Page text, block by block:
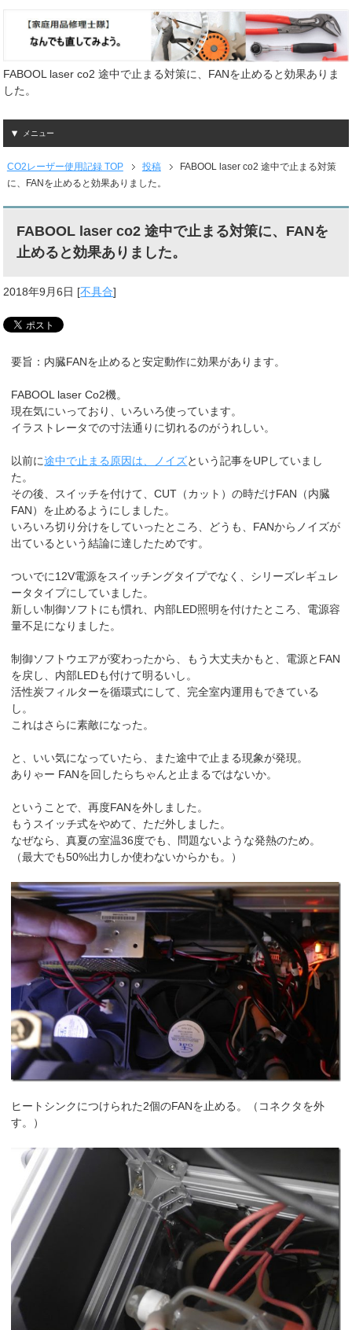
FABOOL laser co2 途中で止まる対策に、FANを止めると効果ありま
した。
メニュー
CO2レーザー使用記録 TOP 投稿
FABOOL laser co2 途中で止まる対策
に、FANを止めると効果ありました。
FABOOL laser co2 途中で止まる対策に、FANを
止めると効果ありました。
2018年9月6日 [不具合]
要旨：内臓FANを止めると安定動作に効果があります。
FABOOL laser Co2機。
現在気にいっており、いろいろ使っています。
イラストレータでの寸法通りに切れるのがうれしい。
以前に途中で止まる原因は、ノイズという記事をUPしていまし
た。
その後、スイッチを付けて、CUT（カット）の時だけFAN（内臓
FAN）を止めるようにしました。
いろいろ切り分けをしていったところ、どうも、FANからノイズが
出ているという結論に達したためです。
ついでに12V電源をスイッチングタイプでなく、シリーズレギュレ
ータタイプにしていました。
新しい制御ソフトにも慣れ、内部LED照明を付けたところ、電源容
量不足になりました。
制御ソフトウエアが変わったから、もう大丈夫かもと、電源とFAN
を戻し、内部LEDも付けて明るいし。
活性炭フィルターを循環式にして、完全室内運用もできている
し。
これはさらに素敵になった。
と、いい気になっていたら、また途中で止まる現象が発現。
ありゃー FANを回したらちゃんと止まるではないか。
ということで、再度FANを外しました。
もうスイッチ式をやめて、ただ外しました。
なぜなら、真夏の室温36度でも、問題ないような発熱のため。
（最大でも50%出力しか使わないからかも。）
ヒートシンクにつけられた2個のFANを止める。（コネクタを外
す。）